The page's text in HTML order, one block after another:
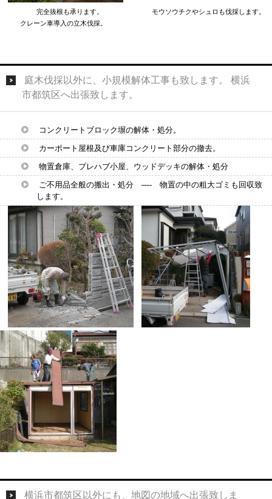
完全抜根も承ります。 モウソウチクやシュロも伐採します。
クレーン車導入の立木伐採。
庭木伐採以外に、小規模解体工事も致します。 横浜
市都筑区へ出張致します。
コンクリートブロック塀の解体・処分。
カーポート屋根及び車庫コンクリート部分の撤去。
物置倉庫、プレハブ小屋、ウッドデッキの解体・処分
ご不用品全般の搬出・処分 —- 物置の中の粗大ゴミも回収致
します。
横浜市都筑区以外にも、地図の地域へ出張致しま